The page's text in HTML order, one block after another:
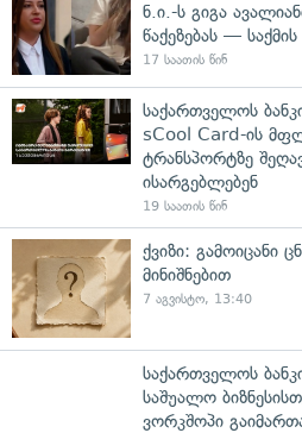
ნ.ი.-ს გიგა
წაქეზებას —
17 საათის წინ
საქართველოს
sCool Card-ის
ტრანსპორტზე
ისარგებლებენ
19 საათის წინ
ქვიზი: გამოიცანი
მინიშნებით
7 აგვისტო, 13:40
საქართველოს
საშუალო
ვორკშოპი